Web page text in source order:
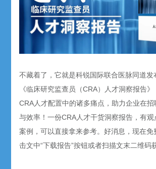
不藏着了，它就是科锐国际联合医脉同道发
《临床研究监查员（CRA）人才洞察报告
CRA人才配置中的诸多痛点，助力企业在
与效率！一份CRA人才干货洞察报告，有
案例，可以直接拿来参考。好消息，现在免
击文中“下载报告”按钮或者扫描文末二维码